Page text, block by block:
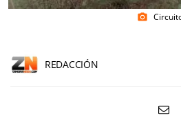
photo_camera
REDACCIÓN